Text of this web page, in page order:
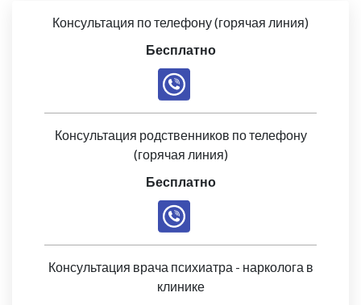
Консультация по телефону (горячая линия)
Бесплатно
Консультация родственников по телефону
(горячая линия)
Бесплатно
Консультация врача психиатра - нарколога в
клинике